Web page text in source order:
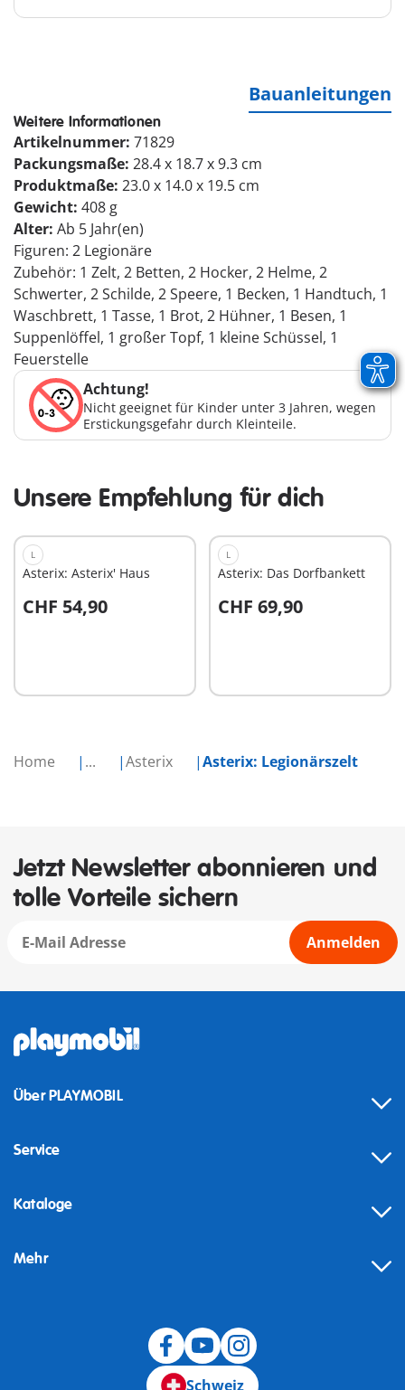
Home ... Asterix Asterix: Legionärszelt
Bauanleitungen
Weitere Informationen
Artikelnummer: 71829
Packungsmaße: 28.4 x 18.7 x 9.3 cm
Produktmaße: 23.0 x 14.0 x 19.5 cm
Gewicht: 408 g
Alter: Ab 5 Jahr(en)
Figuren: 2 Legionäre
Zubehör: 1 Zelt, 2 Betten, 2 Hocker, 2 Helme, 2
Schwerter, 2 Schilde, 2 Speere, 1 Becken, 1 Handtuch, 1
Waschbrett, 1 Tasse, 1 Brot, 2 Hühner, 1 Besen, 1
Suppenlöffel, 1 großer Topf, 1 kleine Schüssel, 1
Feuerstelle
Achtung!
Nicht geeignet für Kinder unter 3 Jahren, wegen
Erstickungsgefahr durch Kleinteile.
Unsere Empfehlung für dich
L
Asterix: Asterix' Haus
CHF 54,90
In den Warenkorb
L
Asterix: Das Dorfbankett
CHF 69,90
In den Warenkorb
Jetzt Newsletter abonnieren und
tolle Vorteile sichern
Anmelden
Über PLAYMOBIL
Service
Kataloge
Mehr
Schweiz